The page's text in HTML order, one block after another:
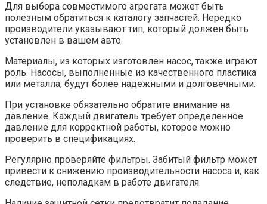
Для выбора совместимого агрегата может быть
полезным обратиться к каталогу запчастей. Нередко
производители указывают тип, который должен быть
установлен в вашем авто.
Материалы, из которых изготовлен насос, также играют
роль. Насосы, выполненные из качественного пластика
или металла, будут более надежными и долговечными.
При установке обязательно обратите внимание на
давление. Каждый двигатель требует определенное
давление для корректной работы, которое можно
проверить в спецификациях.
Регулярно проверяйте фильтры. Забитый фильтр может
привести к снижению производительности насоса и, как
следствие, неполадкам в работе двигателя.